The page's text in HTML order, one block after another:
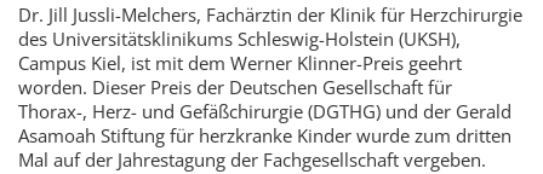
Dr. Jill Jussli-Melchers, Fachärztin der Klinik für Herzchirurgie
des Universitätsklinikums Schleswig-Holstein (UKSH),
Campus Kiel, ist mit dem Werner Klinner-Preis geehrt
worden. Dieser Preis der Deutschen Gesellschaft für
Thorax-, Herz- und Gefäßchirurgie (DGTHG) und der Gerald
Asamoah Stiftung für herzkranke Kinder wurde zum dritten
Mal auf der Jahrestagung der Fachgesellschaft vergeben.